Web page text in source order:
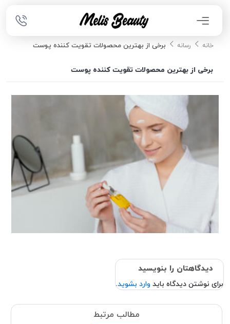
خانه رسانه برخی از بهترین محصولات تقویت کننده پوست
برخی از بهترین محصولات تقویت کننده پوست
دیدگاهتان را بنویسید
برای نوشتن دیدگاه باید وارد بشوید.
مطالب مرتبط